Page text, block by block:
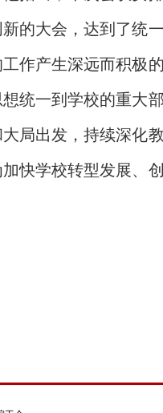
的大会，达到了统
作产生深远而积极
统一到学校的重大
局出发，持续深化
快学校转型发展、